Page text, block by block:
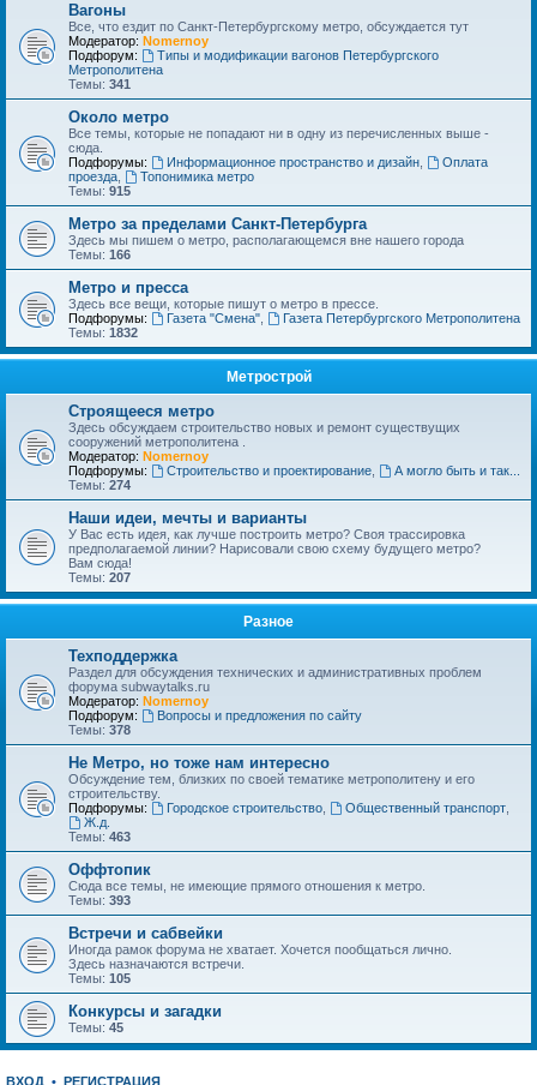
Вагоны
Все, что ездит по Санкт-Петербургскому метро, обсуждается тут
Модератор: Nomernoy
Подфорум:
Типы и модификации вагонов Петербургского
Метрополитена
Темы: 341
Около метро
Все темы, которые не попадают ни в одну из перечисленных выше -
сюда.
Подфорумы:
Информационное пространство и дизайн,
Оплата
проезда
Топонимика метро
Темы: 915
Метро за пределами Санкт-Петербурга
Здесь мы пишем о метро, располагающемся вне нашего города
Темы: 166
Метро и пресса
Здесь все вещи, которые пишут о метро в прессе.
Подфорумы:
Газета "Смена",
Газета Петербургского Метрополитена
Темы: 1832
Метрострой
Строящееся метро
Здесь обсуждаем строительство новых и ремонт существущих
сооружений метрополитена .
Модератор: Nomernoy
Подфорумы:
Строительство и проектирование,
А могло быть и так...
Темы: 274
Наши идеи, мечты и варианты
У Вас есть идея, как лучше построить метро? Своя трассировка
предполагаемой линии? Нарисовали свою схему будущего метро?
Вам сюда!
Темы: 207
Разное
Техподдержка
Раздел для обсуждения технических и административных проблем
форума subwaytalks.ru
Модератор: Nomernoy
Подфорум:
Вопросы и предложения по сайту
Темы: 378
Не Метро, но тоже нам интересно
Обсуждение тем, близких по своей тематике метрополитену и его
строительству.
Подфорумы:
Городское строительство, Общественный транспорт,
Ж.д.
Темы: 463
Оффтопик
Сюда все темы, не имеющие прямого отношения к метро.
Темы: 393
Встречи и сабвейки
Иногда рамок форума не хватает. Хочется пообщаться лично.
Здесь назначаются встречи.
Темы: 105
Конкурсы и загадки
Темы: 45
ВХОД • РЕГИСТРАЦИЯ